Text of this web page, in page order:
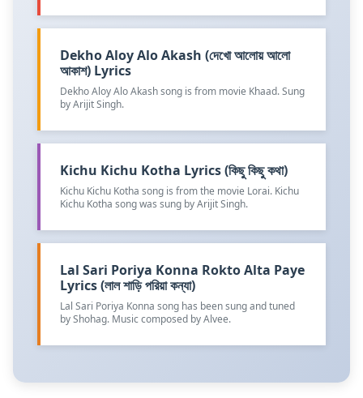
Dekho Aloy Alo Akash (দেখো আলোয় আলো
আকাশ) Lyrics
Dekho Aloy Alo Akash song is from movie Khaad. Sung
by Arijit Singh.
Kichu Kichu Kotha Lyrics (কিছু কিছু কথা)
Kichu Kichu Kotha song is from the movie Lorai. Kichu
Kichu Kotha song was sung by Arijit Singh.
Lal Sari Poriya Konna Rokto Alta Paye
Lyrics (লাল শাড়ি পরিয়া কন্যা)
Lal Sari Poriya Konna song has been sung and tuned
by Shohag. Music composed by Alvee.